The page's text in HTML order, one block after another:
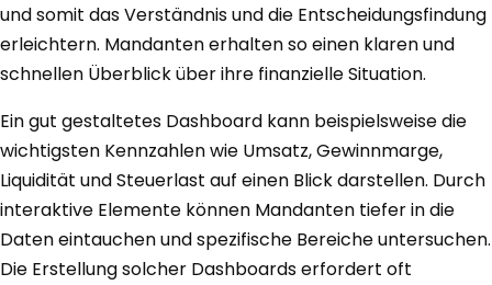
und somit das Verständnis und die Entscheidungsfindung
erleichtern. Mandanten erhalten so einen klaren und
schnellen Überblick über ihre finanzielle Situation.
Ein gut gestaltetes Dashboard kann beispielsweise die
wichtigsten Kennzahlen wie Umsatz, Gewinnmarge,
Liquidität und Steuerlast auf einen Blick darstellen. Durch
interaktive Elemente können Mandanten tiefer in die
Daten eintauchen und spezifische Bereiche untersuchen.
Die Erstellung solcher Dashboards erfordert oft